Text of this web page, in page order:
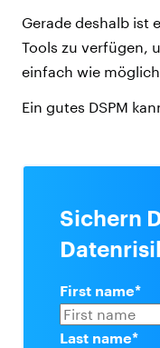
Gerade deshalb ist
Tools zu verfügen,
einfach wie möglich
Ein gutes DSPM
Sichern
First name*
Last name*